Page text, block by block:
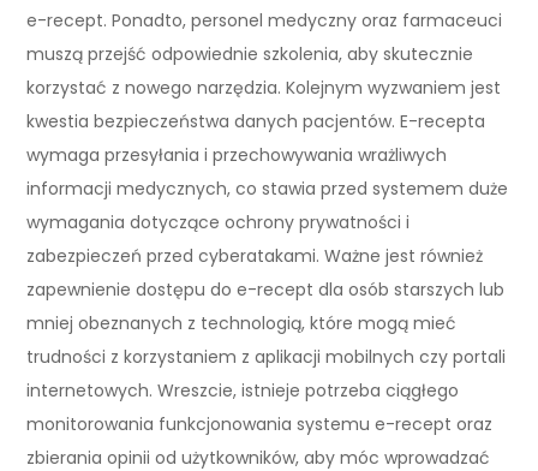
e-recept. Ponadto, personel medyczny oraz farmaceuci
muszą przejść odpowiednie szkolenia, aby skutecznie
korzystać z nowego narzędzia. Kolejnym wyzwaniem jest
kwestia bezpieczeństwa danych pacjentów. E-recepta
wymaga przesyłania i przechowywania wrażliwych
informacji medycznych, co stawia przed systemem duże
wymagania dotyczące ochrony prywatności i
zabezpieczeń przed cyberatakami. Ważne jest również
zapewnienie dostępu do e-recept dla osób starszych lub
mniej obeznanych z technologią, które mogą mieć
trudności z korzystaniem z aplikacji mobilnych czy portali
internetowych. Wreszcie, istnieje potrzeba ciągłego
monitorowania funkcjonowania systemu e-recept oraz
zbierania opinii od użytkowników, aby móc wprowadzać